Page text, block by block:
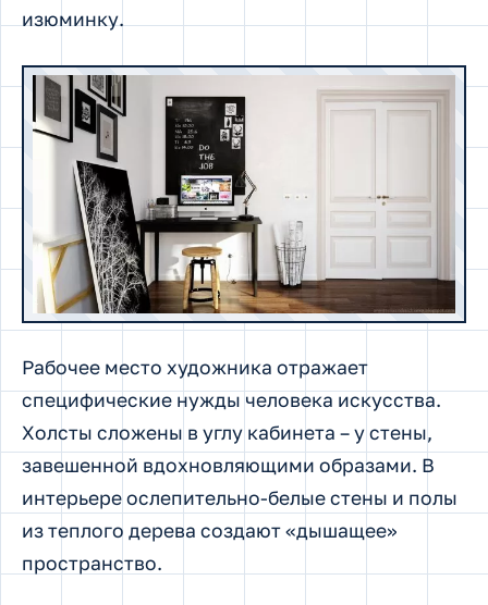
изюминку.
Рабочее место художника отражает
специфические нужды человека искусства.
Холсты сложены в углу кабинета – у стены,
завешенной вдохновляющими образами. В
интерьере ослепительно-белые стены и полы
из теплого дерева создают «дышащее»
пространство.